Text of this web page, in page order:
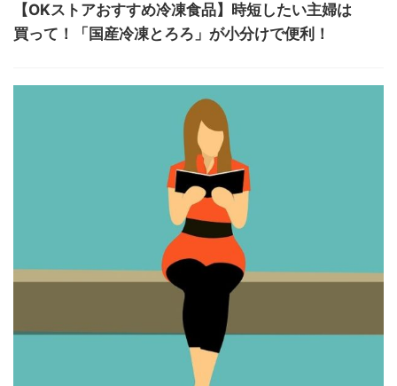
【OKストアおすすめ冷凍食品】時短したい主婦は
買って！「国産冷凍とろろ」が小分けで便利！